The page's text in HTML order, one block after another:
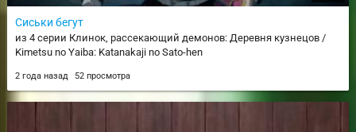
Сиськи бегут
из 4 серии Клинок, рассекающий демонов: Деревня кузнецов /
Kimetsu no Yaiba: Katanakaji no Sato-hen
2 года назад 52 просмотра